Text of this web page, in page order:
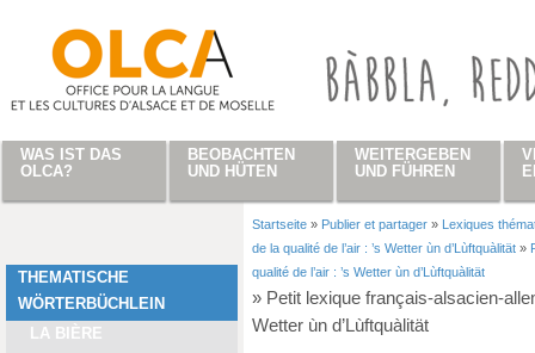
THEMATISCHE
WÖRTERBÜCHLEIN
LA BIÈRE
Sie sind hier
Startseite » Publier et partager » Lexiques
de la qualité de l’air : ’s Wetter ùn d’Lùftquàlität »
qualité de l’air : ’s Wetter ùn d’Lùftquàlität
» Petit lexique français-alsacien-
Wetter ùn d’Lùftquàlität
WAS IST DAS
OLCA?
BEOBACHTEN
UND HÜTEN
WEITERGEBEN
UND FÜHREN